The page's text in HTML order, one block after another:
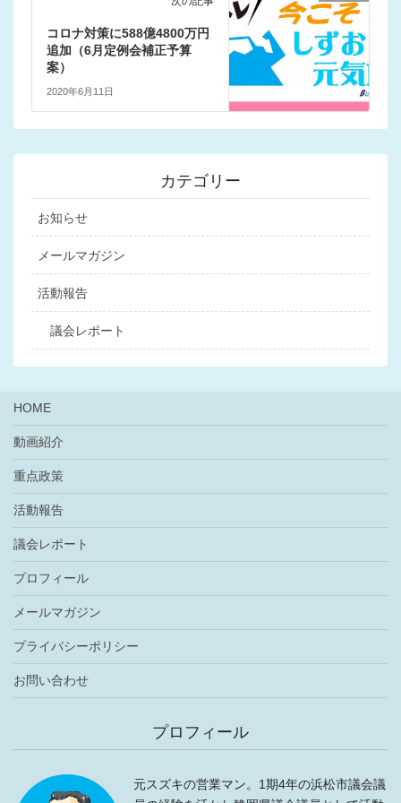
コロナ対策に588億4800万円
追加（6月定例会補正予算
案）
2020年6月11日
カテゴリー
お知らせ
メールマガジン
活動報告
議会レポート
HOME
動画紹介
重点政策
活動報告
議会レポート
プロフィール
メールマガジン
プライバシーポリシー
お問い合わせ
プロフィール
元スズキの営業マン。1期4年の浜松市議会議